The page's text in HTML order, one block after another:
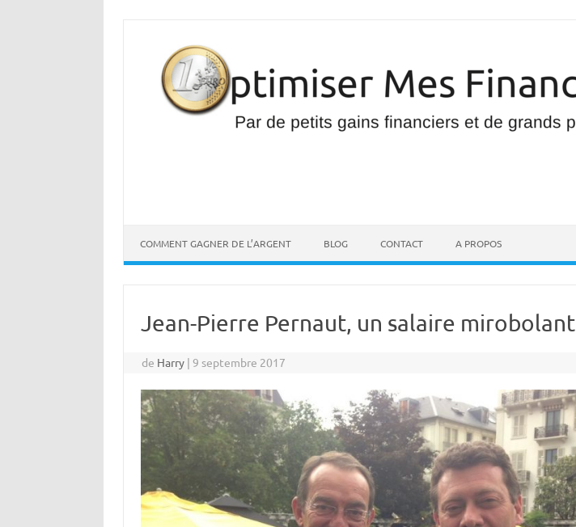
COMMENT GAGNER DE L’ARGENT BLOG CONTACT A PROPOS
Jean-Pierre Pernaut, un salaire mirobolant
de Harry | 9 septembre 2017